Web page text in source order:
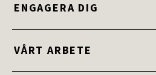
Ge en gåva
Ge bort ett gåvokort
ENGAGERA DIG
Bli medlem
VÅRT ARBETE